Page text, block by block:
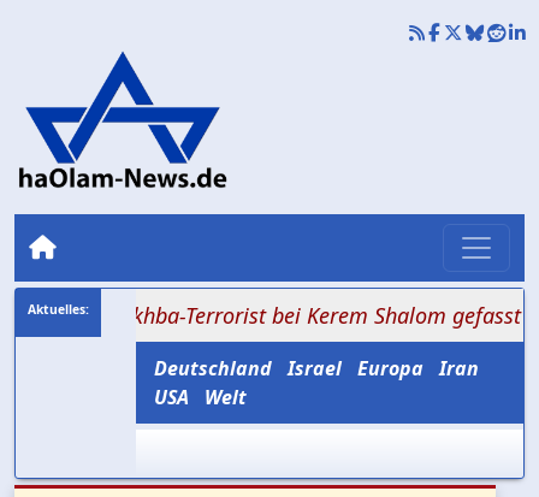
Nukhba-Terrorist bei Kerem Shalom gefasst +++
Deutschland Israel Europa Iran
USA
Welt